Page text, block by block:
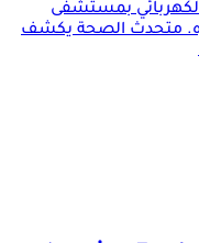
بمستشفى
متحدث الصحة يكشف